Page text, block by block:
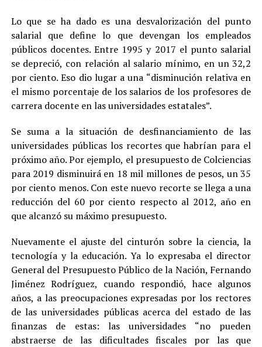
Lo que se ha dado es una desvalorización del punto
salarial que define lo que devengan los empleados
públicos docentes. Entre 1995 y 2017 el punto salarial
se depreció, con relación al salario mínimo, en un 32,2
por ciento. Eso dio lugar a una “disminución relativa en
el mismo porcentaje de los salarios de los profesores de
carrera docente en las universidades estatales”.
Se suma a la situación de desfinanciamiento de las
universidades públicas los recortes que habrían para el
próximo año. Por ejemplo, el presupuesto de Colciencias
para 2019 disminuirá en 18 mil millones de pesos, un 35
por ciento menos. Con este nuevo recorte se llega a una
reducción del 60 por ciento respecto al 2012, año en
que alcanzó su máximo presupuesto.
Nuevamente el ajuste del cinturón sobre la ciencia, la
tecnología y la educación. Ya lo expresaba el director
General del Presupuesto Público de la Nación, Fernando
Jiménez Rodríguez, cuando respondió, hace algunos
años, a las preocupaciones expresadas por los rectores
de las universidades públicas acerca del estado de las
finanzas de estas: las universidades “no pueden
abstraerse de las dificultades fiscales por las que